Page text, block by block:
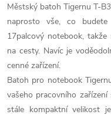
Městský batoh Tigernu T-
naprosto vše, co
17palcový notebook,
na cesty. Navíc je
cenné zařízení.
Batoh pro notebook
vašeho pracovního
stále kompaktní velikost